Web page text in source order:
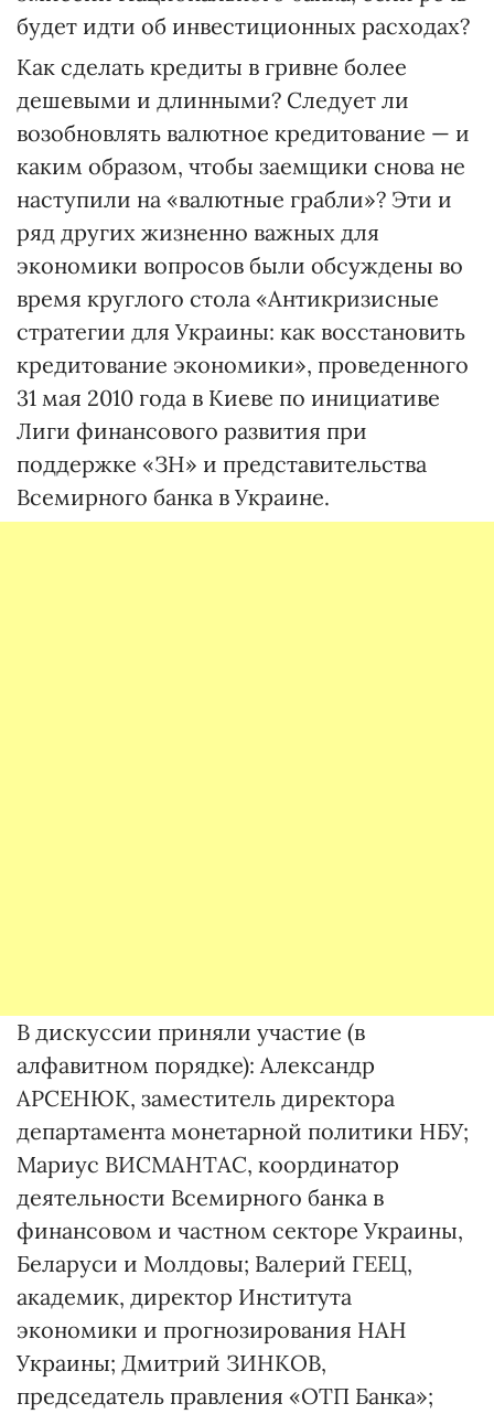
будет идти об инвестиционных расходах?
Как сделать кредиты в гривне более
дешевыми и длинными? Следует ли
возобновлять валютное кредитование — и
каким образом, чтобы заемщики снова не
наступили на «валютные грабли»? Эти и
ряд других жизненно важных для
экономики вопросов были обсуждены во
время круглого стола «Антикризисные
стратегии для Украины: как восстановить
кредитование экономики», проведенного
31 мая 2010 года в Киеве по инициативе
Лиги финансового развития при
поддержке «ЗН» и представительства
Всемирного банка в Украине.
В дискуссии приняли участие (в
алфавитном порядке): Александр
АРСЕНЮК, заместитель директора
департамента монетарной политики НБУ;
Мариус ВИСМАНТАС, координатор
деятельности Всемирного банка в
финансовом и частном секторе Украины,
Беларуси и Молдовы; Валерий ГЕЕЦ,
академик, директор Института
экономики и прогнозирования НАН
Украины; Дмитрий ЗИНКОВ,
председатель правления «ОТП Банка»;